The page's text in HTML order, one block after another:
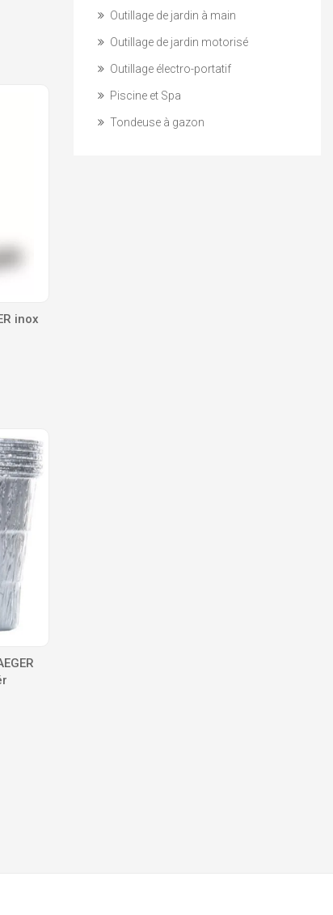
Outillage de jardin à main
Outillage de jardin motorisé
Outillage électro-portatif
Piscine et Spa
Tondeuse à gazon
inox